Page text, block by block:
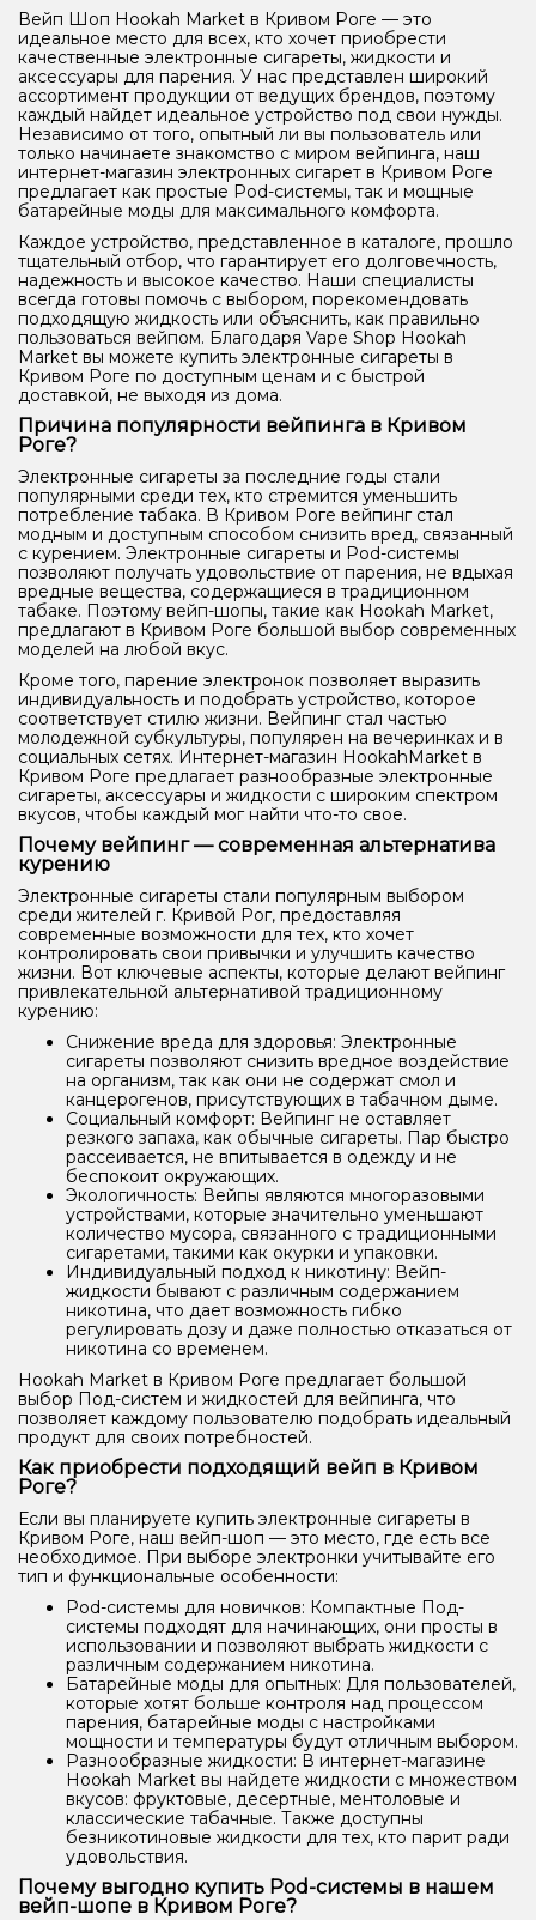
Вейп Шоп Hookah Market в Кривом Роге — это
идеальное место для всех, кто хочет приобрести
качественные электронные сигареты, жидкости и
аксессуары для парения. У нас представлен широкий
ассортимент продукции от ведущих брендов, поэтому
каждый найдет идеальное устройство под свои нужды.
Независимо от того, опытный ли вы пользователь или
только начинаете знакомство с миром вейпинга, наш
интернет-магазин электронных сигарет в Кривом Роге
предлагает как простые Pod-системы, так и мощные
батарейные моды для максимального комфорта.
Каждое устройство, представленное в каталоге, прошло
тщательный отбор, что гарантирует его долговечность,
надежность и высокое качество. Наши специалисты
всегда готовы помочь с выбором, порекомендовать
подходящую жидкость или объяснить, как правильно
пользоваться вейпом. Благодаря Vape Shop Hookah
Market вы можете купить электронные сигареты в
Кривом Роге по доступным ценам и с быстрой
доставкой, не выходя из дома.
Причина популярности вейпинга в Кривом
Роге?
Электронные сигареты за последние годы стали
популярными среди тех, кто стремится уменьшить
потребление табака. В Кривом Роге вейпинг стал
модным и доступным способом снизить вред, связанный
с курением. Электронные сигареты и Pod-системы
позволяют получать удовольствие от парения, не вдыхая
вредные вещества, содержащиеся в традиционном
табаке. Поэтому вейп-шопы, такие как Hookah Market,
предлагают в Кривом Роге большой выбор современных
моделей на любой вкус.
Кроме того, парение электронок позволяет выразить
индивидуальность и подобрать устройство, которое
соответствует стилю жизни. Вейпинг стал частью
молодежной субкультуры, популярен на вечеринках и в
социальных сетях. Интернет-магазин HookahMarket в
Кривом Роге предлагает разнообразные электронные
сигареты, аксессуары и жидкости с широким спектром
вкусов, чтобы каждый мог найти что-то свое.
Почему вейпинг — современная альтернатива
курению
Электронные сигареты стали популярным выбором
среди жителей г. Кривой Рог, предоставляя
современные возможности для тех, кто хочет
контролировать свои привычки и улучшить качество
жизни. Вот ключевые аспекты, которые делают вейпинг
привлекательной альтернативой традиционному
курению:
Снижение вреда для здоровья: Электронные
сигареты позволяют снизить вредное воздействие
на организм, так как они не содержат смол и
канцерогенов, присутствующих в табачном дыме.
Социальный комфорт: Вейпинг не оставляет
резкого запаха, как обычные сигареты. Пар быстро
рассеивается, не впитывается в одежду и не
беспокоит окружающих.
Экологичность: Вейпы являются многоразовыми
устройствами, которые значительно уменьшают
количество мусора, связанного с традиционными
сигаретами, такими как окурки и упаковки.
Индивидуальный подход к никотину: Вейп-
жидкости бывают с различным содержанием
никотина, что дает возможность гибко
регулировать дозу и даже полностью отказаться от
никотина со временем.
Hookah Market в Кривом Роге предлагает большой
выбор Под-систем и жидкостей для вейпинга, что
позволяет каждому пользователю подобрать идеальный
продукт для своих потребностей.
Как приобрести подходящий вейп в Кривом
Роге?
Если вы планируете купить электронные сигареты в
Кривом Роге, наш вейп-шоп — это место, где есть все
необходимое. При выборе электронки учитывайте его
тип и функциональные особенности:
Pod-системы для новичков: Компактные Под-
системы подходят для начинающих, они просты в
использовании и позволяют выбрать жидкости с
различным содержанием никотина.
Батарейные моды для опытных: Для пользователей,
которые хотят больше контроля над процессом
парения, батарейные моды с настройками
мощности и температуры будут отличным выбором.
Разнообразные жидкости: В интернет-магазине
Hookah Market вы найдете жидкости с множеством
вкусов: фруктовые, десертные, ментоловые и
классические табачные. Также доступны
безникотиновые жидкости для тех, кто парит ради
удовольствия.
Почему выгодно купить Pod-системы в нашем
вейп-шопе в Кривом Роге?